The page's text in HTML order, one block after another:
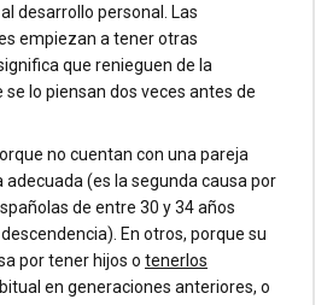
desarrollo personal. Las
empiezan a tener otras
que renieguen de la
lo piensan dos veces antes de
no cuentan con una pareja
adecuada (es la segunda causa por
de entre 30 y 34 años
En otros, porque su
por tener hijos o tenerlos
en generaciones anteriores, o